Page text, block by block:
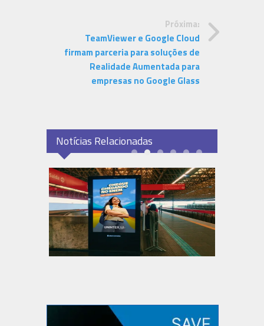
Próxima:
TeamViewer e Google Cloud
firmam parceria para soluções de
Realidade Aumentada para
empresas no Google Glass
Notícias Relacionadas